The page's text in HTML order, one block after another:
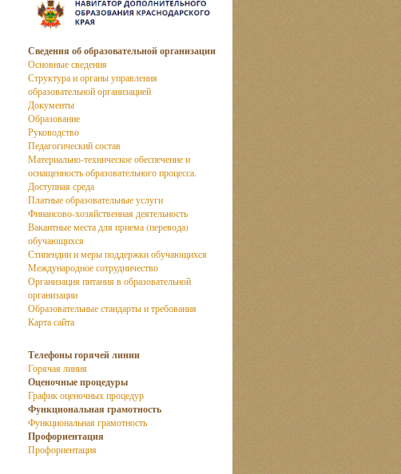
Сведения об образовательной организации
Основные сведения
Структура и органы управления
образовательной организацией
Документы
Образование
Руководство
Педагогический состав
Материально-техническое обеспечение и
оснащенность образовательного процесса.
Доступная среда
Платные образовательные услуги
Финансово-хозяйственная деятельность
Вакантные места для приема (перевода)
обучающихся
Стипендии и меры поддержки обучающихся
Международное сотрудничество
Организация питания в образовательной
организации
Образовательные стандарты и требования
Карта сайта
Телефоны горячей линии
Горячая линия
Оценочные процедуры
График оценочных процедур
Функциональная грамотность
Функциональная грамотность
Профориентация
Профориентация